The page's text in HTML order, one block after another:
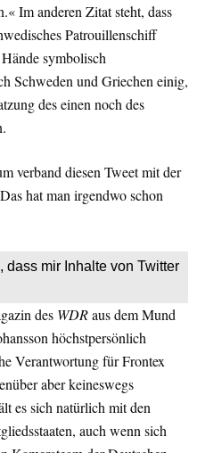
Im anderen Zitat steht, dass
Patrouillenschiff
symbolisch
Schweden und Griechen einig,
des einen noch des
verband diesen Tweet mit der
hat man irgendwo schon
dass mir Inhalte von Twitter
des WDRaus dem Mund
höchstpersönlich
Verantwortung für Frontex
aber keineswegs
es sich natürlich mit den
auch wenn sich